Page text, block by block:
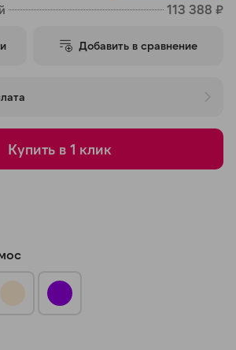
113 388 ₽
Добавить в сравнение
Купить в 1 клик
25
Остались вопросы?